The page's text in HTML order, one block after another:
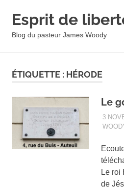
Esprit de
Blog du pasteur James Woody
ÉTIQUETTE : HÉRODE
Le
3
Le roi
de